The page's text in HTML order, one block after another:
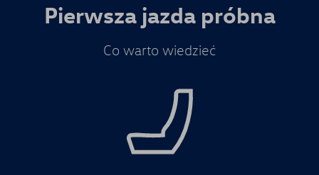
Pierwsza jazda próbna
Co warto wiedzieć